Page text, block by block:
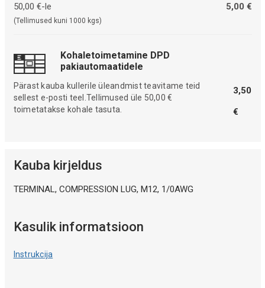
50,00 €-le
(Tellimused kuni 1000 kgs)
5,00 €
Kohaletoimetamine DPD
pakiautomaatidele
Pärast kauba kullerile üleandmist teavitame teid
sellest e-posti teel.Tellimused üle 50,00 €
toimetatakse kohale tasuta.
3,50
€
Kauba kirjeldus
TERMINAL, COMPRESSION LUG, M12, 1/0AWG
Kasulik informatsioon
Instrukcija